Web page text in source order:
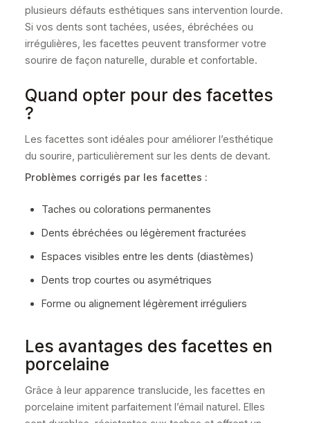
plusieurs défauts esthétiques sans intervention lourde.
Si vos dents sont tachées, usées, ébréchées ou
irrégulières, les facettes peuvent transformer votre
sourire de façon naturelle, durable et confortable.
Quand opter pour des facettes
?
Les facettes sont idéales pour améliorer l’esthétique
du sourire, particulièrement sur les dents de devant.
Problèmes corrigés par les facettes :
Taches ou colorations permanentes
Dents ébréchées ou légèrement fracturées
Espaces visibles entre les dents (diastèmes)
Dents trop courtes ou asymétriques
Forme ou alignement légèrement irréguliers
Les avantages des facettes en
porcelaine
Grâce à leur apparence translucide, les facettes en
porcelaine imitent parfaitement l’émail naturel. Elles